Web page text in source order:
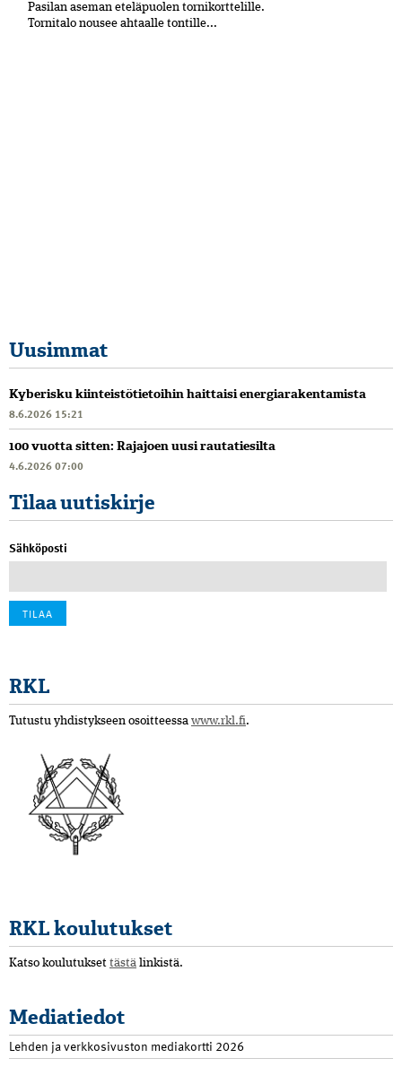
Pasilan aseman eteläpuolen tornikorttelille.
Tornitalo nousee ahtaalle tontille...
Uusimmat
Kyberisku kiinteistötietoihin haittaisi energiarakentamista
8.6.2026 15:21
100 vuotta sitten: Rajajoen uusi rautatiesilta
4.6.2026 07:00
Tilaa uutiskirje
Sähköposti
RKL
Tutustu yhdistykseen osoitteessa www.rkl.fi.
RKL koulutukset
Katso koulutukset tästä linkistä.
Mediatiedot
Lehden ja verkkosivuston mediakortti 2026